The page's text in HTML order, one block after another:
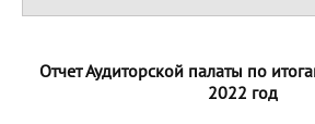
Отчет Аудиторской палаты по
2022 год